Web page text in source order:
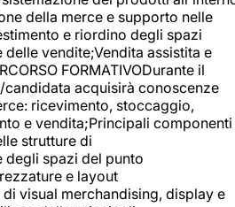
della merce e supporto nelle
e riordino degli spazi
vendite;Vendita assistita e
FORMATIVODurante il
acquisirà conoscenze
ricevimento, stoccaggio,
e vendita;Principali componenti
strutture di
spazi del punto
e layout
visual merchandising, display e